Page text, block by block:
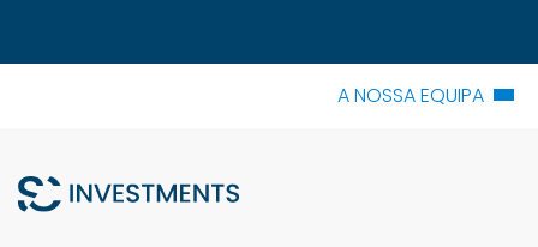
A NOSSA EQUIPA